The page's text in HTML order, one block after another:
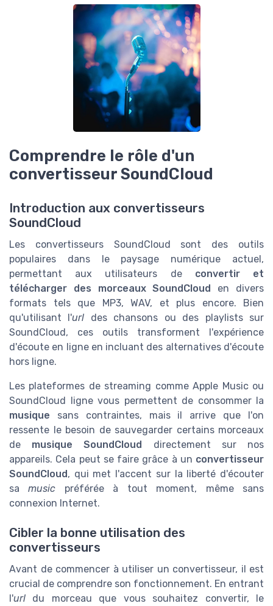
Comprendre le rôle d'un
convertisseur SoundCloud
Introduction aux convertisseurs
SoundCloud
Les convertisseurs SoundCloud sont des outils
populaires dans le paysage numérique actuel,
permettant aux utilisateurs de convertir et
télécharger des morceaux SoundCloud en divers
formats tels que MP3, WAV, et plus encore. Bien
qu'utilisant l'url des chansons ou des playlists sur
SoundCloud, ces outils transforment l'expérience
d'écoute en ligne en incluant des alternatives d'écoute
hors ligne.
Les plateformes de streaming comme Apple Music ou
SoundCloud ligne vous permettent de consommer la
musique sans contraintes, mais il arrive que l'on
ressente le besoin de sauvegarder certains morceaux
de musique SoundCloud directement sur nos
appareils. Cela peut se faire grâce à un convertisseur
SoundCloud, qui met l'accent sur la liberté d'écouter
samusic préférée à tout moment, même sans
connexion Internet.
Cibler la bonne utilisation des
convertisseurs
Avant de commencer à utiliser un convertisseur, il est
crucial de comprendre son fonctionnement. En entrant
l'url du morceau que vous souhaitez convertir, le